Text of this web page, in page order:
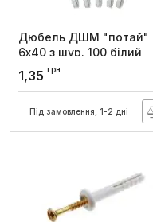
Дюбель ДШМ "потай"
6х40 з шур. 100 білий,
Sokol
Артикул:
1,35 грн
Під замовлення, 1-2 дні